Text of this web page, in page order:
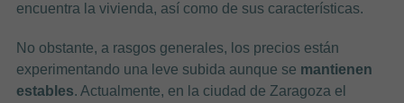
encuentra la vivienda, así como de sus características.
No obstante, a rasgos generales, los precios están
experimentando una leve subida aunque se mantienen
estables. Actualmente, en la ciudad de Zaragoza el